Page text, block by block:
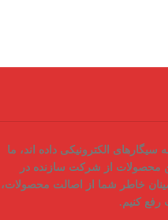
الکترونیکی داده اند، ما
محصولات از شرکت سازنده در
خاطر شما از
اصالت محصولات،
رفع کنیم.